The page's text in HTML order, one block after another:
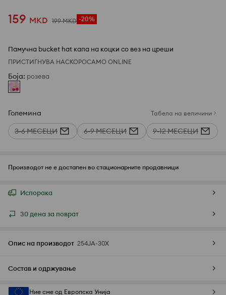
159 MKD 199 MKD -20%
Памучна bucket hat капа на коцки со вез на цреши
ПРИСТИГНУВА НАСКОРОСАМО ONLINE
Боја: розева
Големина Табела на величини
3-6 МЕСЕЦИ 6-9 МЕСЕЦИ 9-12 МЕСЕЦИ
Производот не е достапен во стационарните продавници
Испорака
30 дена за поврат
Опис на производот 254JA-30X
Состав и одржување
Ние сме од Европска Унија